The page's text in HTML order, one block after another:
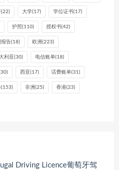
(22) 大学(17) 学位证书(17)
护照(110) 授权书(42)
报告(18) 欧洲 (223)
利亚(30) 电信账单(18)
西亚(17) 话费账单(31)
(153) 非洲 (25) 香港(23)
Driving Licence葡萄牙驾